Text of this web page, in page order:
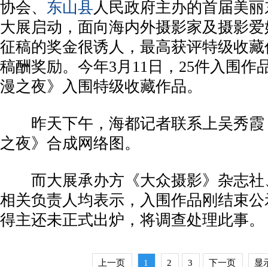
协会、 东山县人民政府主办的首届美
大展启动，面向海内外摄影家及摄影
征稿的奖金很诱人，最高获评特级收
稿酬奖励。今年3月11日，25件入围作
漫之夜》入围特级收藏作品。
昨天下午，海都记者联系上吴秀霞
之夜》合成网络图。
而大展承办方《大众摄影》杂志社
相关负责人均表示，入围作品刚结束
得主还未正式出炉，将调查处理此事。
上一页 1 2 3 下一页 显